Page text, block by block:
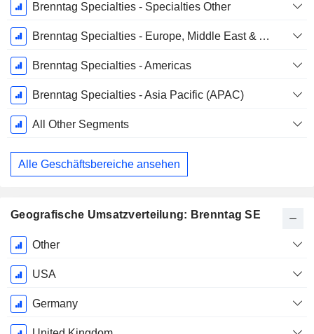
Brenntag Specialties - Specialties Other
Brenntag Specialties - Europe, Middle East & Africa (EMEA)
Brenntag Specialties - Americas
Brenntag Specialties - Asia Pacific (APAC)
All Other Segments
Alle Geschäftsbereiche ansehen
Geografische Umsatzverteilung: Brenntag SE
Ende d.
Geschäftsjahres:
Dezember
Other
USA
Germany